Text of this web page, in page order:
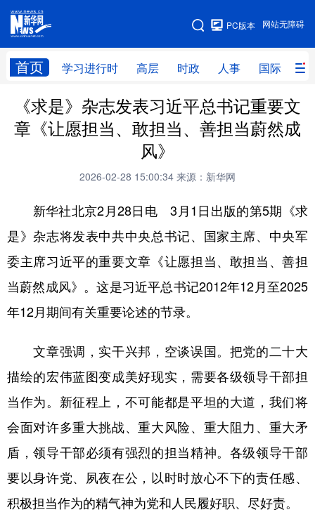
网站无障碍
PC版本
首页 学习进行时 高层 时政 人事 国际 财
网站地图
学习进行时 高层 时政 人事
国际 财经 网评 港澳
法律 中央文件 金融 汽车
食品 人居 信息化
城市 旅游 能源 会展
彩票 娱乐 时尚 悦读
公益 一带一路 亚太网 上市公司
文化产业
地方频道
《求是》杂志发表习近平总书记重要文
章《让愿担当、敢担当、善担当蔚然成
风》
2026-02-28 15:00:34 来源：新华网
新华社北京2月28日电 3月1日出版的第5期《求
是》杂志将发表中共中央总书记、国家主席、中央军
委主席习近平的重要文章《让愿担当、敢担当、善担
当蔚然成风》。这是习近平总书记2012年12月至2025
年12月期间有关重要论述的节录。
文章强调，实干兴邦，空谈误国。把党的二十大
描绘的宏伟蓝图变成美好现实，需要各级领导干部担
当作为。新征程上，不可能都是平坦的大道，我们将
会面对许多重大挑战、重大风险、重大阻力、重大矛
盾，领导干部必须有强烈的担当精神。各级领导干部
要以身许党、夙夜在公，以时时放心不下的责任感、
积极担当作为的精气神为党和人民履好职、尽好责。